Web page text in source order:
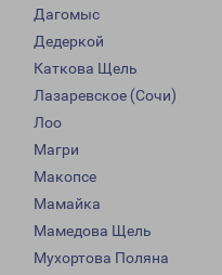
Дагомыс
Дедеркой
Каткова Щель
Лазаревское (Сочи)
Лоо
Магри
Макопсе
Мамайка
Мамедова Щель
Мухортова Поляна